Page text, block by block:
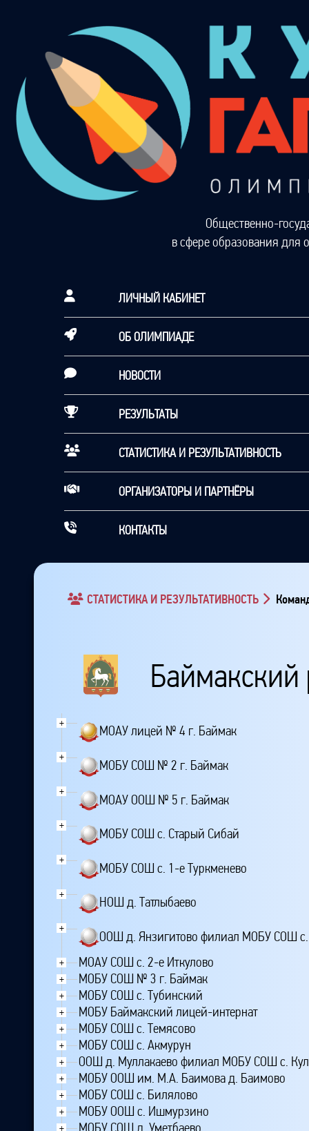
Общественно-
в сфере образования для
ЛИЧНЫЙ КАБИНЕТ
ОБ ОЛИМПИАДЕ
НОВОСТИ
РЕЗУЛЬТАТЫ
СТАТИСТИКА И РЕЗУЛЬТАТИВНОСТЬ
ОРГАНИЗАТОРЫ И ПАРТНЁРЫ
КОНТАКТЫ
СТАТИСТИКА И РЕЗУЛЬТАТИВНОСТЬ
Баймакский
+
МОАУ лицей № 4 г. Баймак
+
МОБУ СОШ № 2 г. Баймак
+
МОАУ ООШ № 5 г. Баймак
+
МОБУ СОШ с. Старый Сибай
+
МОБУ СОШ с. 1-е Туркменево
+
НОШ д. Татлыбаево
+
ООШ д. Янзигитово филиал МОБУ СОШ
+ МОАУ СОШ с. 2-е Иткулово
+ МОБУ СОШ № 3 г. Баймак
+ МОБУ СОШ с. Тубинский
+ МОБУ Баймакский лицей-интернат
+ МОБУ СОШ с. Темясово
+ МОБУ СОШ с. Акмурун
+ ООШ д. Муллакаево филиал МОБУ СОШ с.
+ МОБУ ООШ им. М.А. Баимова д. Баимово
+ МОБУ СОШ с. Билялово
+ МОБУ ООШ с. Ишмурзино
+